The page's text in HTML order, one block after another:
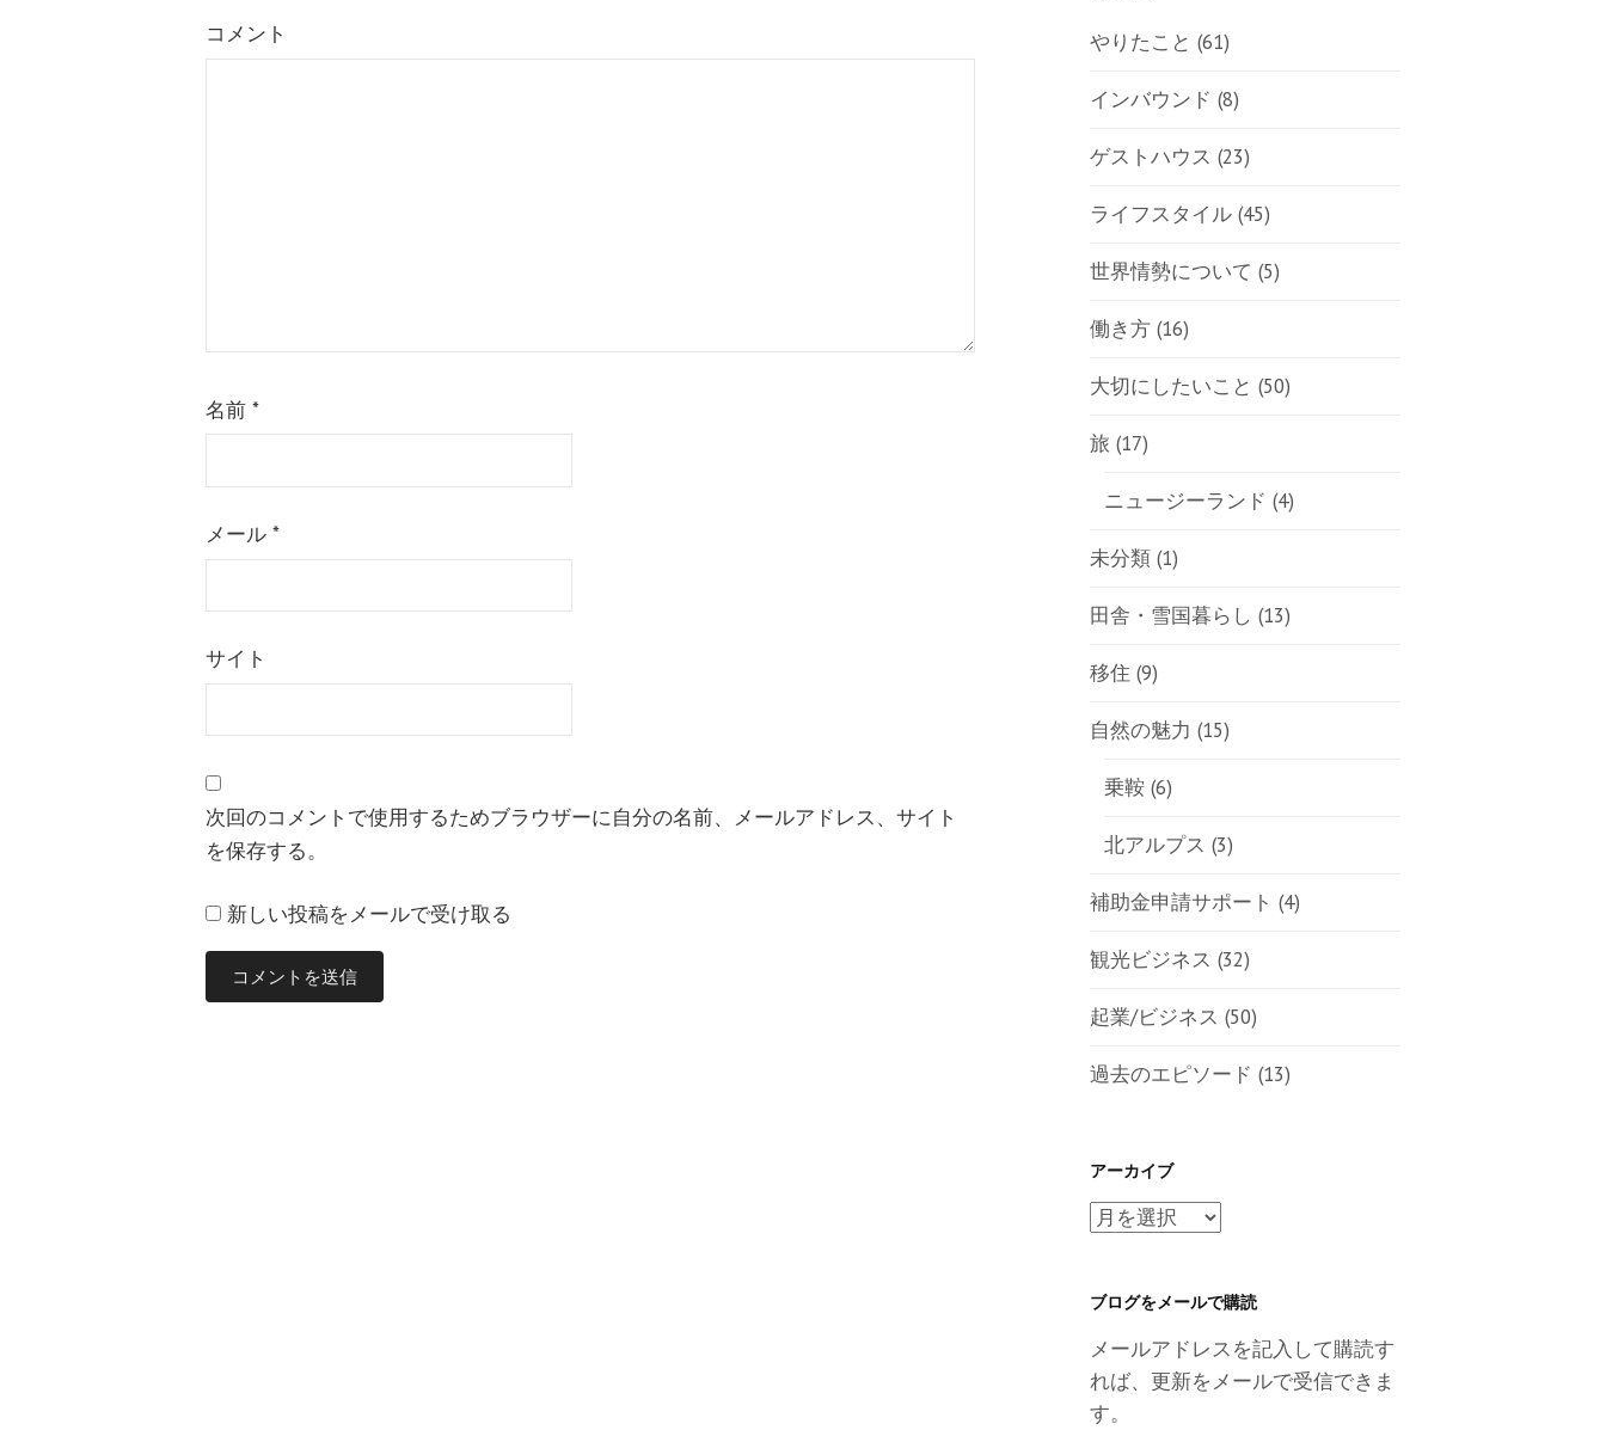
シ
ョ
コメント
名前 *
メール *
サイト
次回のコメントで使用するためブラウザーに自分の名前、メールアドレス、サイト
を保存する。
新しい投稿をメールで受け取る
やりたこと (61)
インバウンド (8)
ゲストハウス (23)
ライフスタイル (45)
世界情勢について (5)
働き方 (16)
大切にしたいこと (50)
旅 (17)
ニュージーランド (4)
未分類 (1)
田舎・雪国暮らし (13)
移住 (9)
自然の魅力 (15)
乗鞍 (6)
北アルプス (3)
補助金申請サポート (4)
観光ビジネス (32)
起業/ビジネス (50)
過去のエピソード (13)
アーカイブ
ア
イ
ブ
ブログをメールで購読
メールアドレスを記入して購読す
れば、更新をメールで受信できま
す。